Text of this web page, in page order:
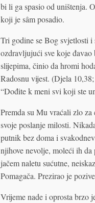
bi li ga spasio od uništenja.
koji je sâm posadio.
Tri godine se Bog svjetlosti i
ozdravljujući sve koje đavao
slijepima, činio da hromi
Radosnu vijest. (Djela
“Dođite k meni svi koji ste
Premda su Mu vraćali zlo
svoje poslanje milosti.
putnik bez doma i
njihove nevolje, moleći ih
jačem naletu sućutne,
Pomagača. Prezirao je
Vrijeme nade i oprosta brzo